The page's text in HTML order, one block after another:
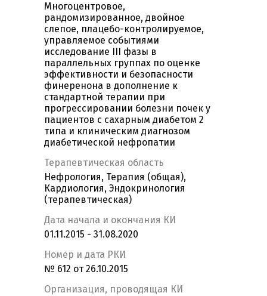
Многоцентровое,
рандомизированное, двойное
слепое, плацебо-контролируемое,
управляемое событиями
исследование III фазы в
параллельных группах по оценке
эффективности и безопасности
финеренона в дополнение к
стандартной терапии при
прогрессировании болезни почек у
пациентов с сахарным диабетом 2
типа и клиническим диагнозом
диабетической нефропатии
Терапевтическая область
Нефрология, Терапия (общая),
Кардиология, Эндокринология
(терапевтическая)
Дата начала и окончания КИ
01.11.2015 - 31.08.2020
Номер и дата РКИ
№ 612 от 26.10.2015
Организация, проводящая КИ